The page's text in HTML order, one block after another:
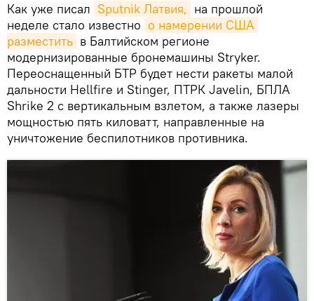
Как уже писал Sputnik Латвия, на прошлой
неделе стало известно о намерении США
разместить в Балтийском регионе
модернизированные бронемашины Stryker.
Переоснащенный БТР будет нести ракеты малой
дальности Hellfire и Stinger, ПТРК Javelin, БПЛА
Shrike 2 с вертикальным взлетом, а также лазеры
мощностью пять киловатт, направленные на
уничтожение беспилотников противника.